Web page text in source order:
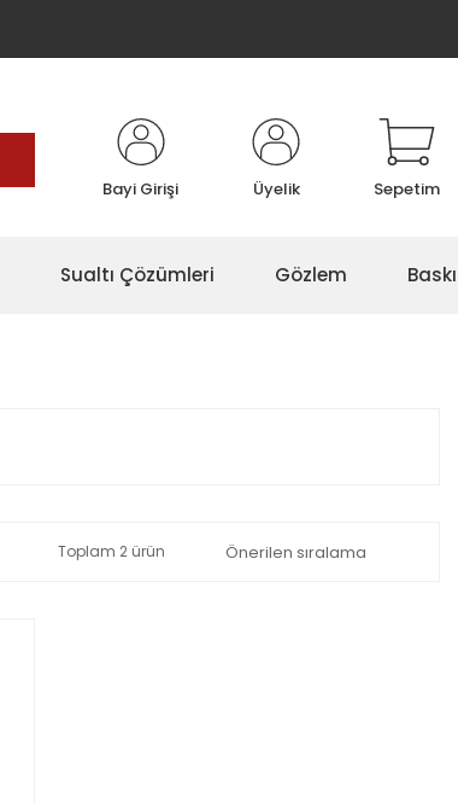
Bayi Girişi Üyelik Sepetim
Sualtı Çözümleri Gözlem
Toplam 2 ürün